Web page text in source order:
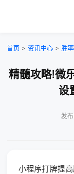
首页 > 资讯中心 > 胜
精髓攻略!微
设
发
小程序打牌提